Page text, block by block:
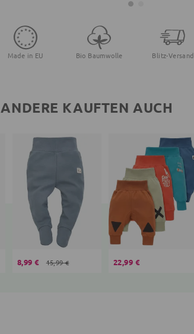
Made in EU Bio Baumwolle Blitz-Versand
ANDERE KAUFTEN AUCH
8,99 € 15,99 € 22,99 €